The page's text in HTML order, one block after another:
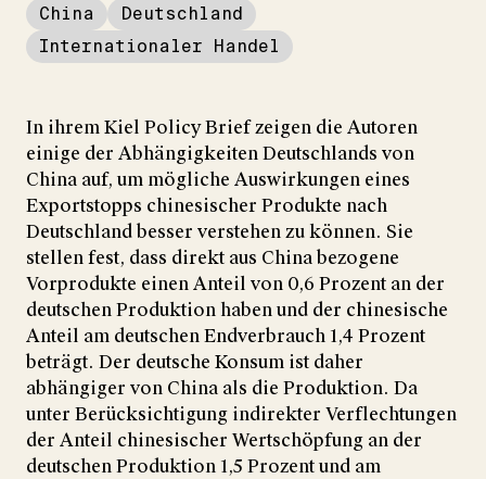
China
Deutschland
Internationaler Handel
In ihrem Kiel Policy Brief zeigen die Autoren
einige der Abhängigkeiten Deutschlands von
China auf, um mögliche Auswirkungen eines
Exportstopps chinesischer Produkte nach
Deutschland besser verstehen zu können. Sie
stellen fest, dass direkt aus China bezogene
Vorprodukte einen Anteil von 0,6 Prozent an der
deutschen Produktion haben und der chinesische
Anteil am deutschen Endverbrauch 1,4 Prozent
beträgt. Der deutsche Konsum ist daher
abhängiger von China als die Produktion. Da
unter Berücksichtigung indirekter Verflechtungen
der Anteil chinesischer Wertschöpfung an der
deutschen Produktion 1,5 Prozent und am